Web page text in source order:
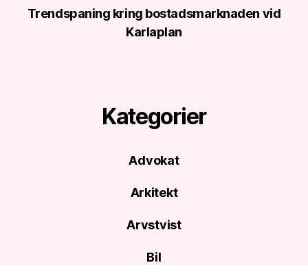
Trendspaning kring bostadsmarknaden vid
Karlaplan
Kategorier
Advokat
Arkitekt
Arvstvist
Bil